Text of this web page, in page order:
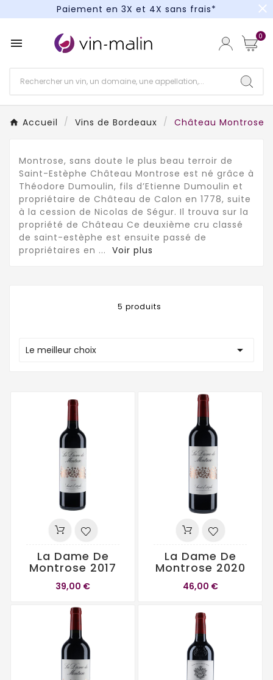
Paiement en 3X et 4X sans frais*
Paiement en 3X et 4X sans frais*
close
 0
Accueil Vins de Bordeaux Château Montrose
Montrose, sans doute le plus beau terroir de
Saint-Estèphe Château Montrose est né grâce à
Théodore Dumoulin, fils d’Etienne Dumoulin et
propriétaire de Château de Calon en 1778, suite
à la cession de Nicolas de Ségur. Il trouva sur la
propriété de Château Ce deuxième cru classé
de saint-estèphe est ensuite passé de
propriétaires en ... Voir plus
5 produits
Le meilleur choix 
La Dame De
Montrose 2017
39,00 €
La Dame De
Montrose 2020
46,00 €